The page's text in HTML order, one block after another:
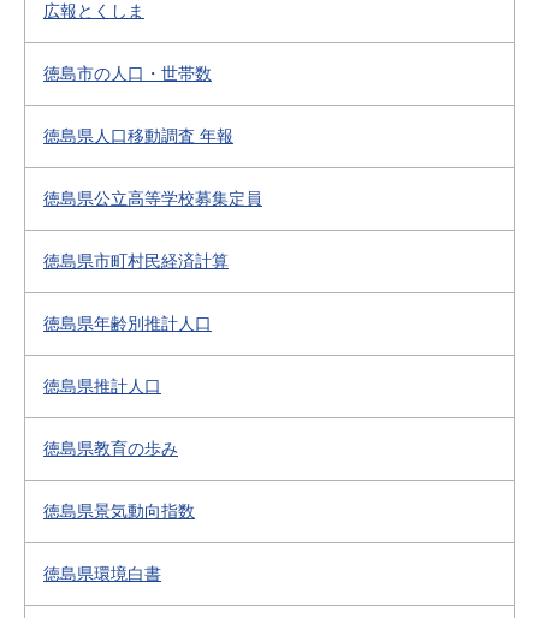
広報とくしま
徳島市の人口・世帯数
徳島県人口移動調査 年報
徳島県公立高等学校募集定員
徳島県市町村民経済計算
徳島県年齢別推計人口
徳島県推計人口
徳島県教育の歩み
徳島県景気動向指数
徳島県環境白書